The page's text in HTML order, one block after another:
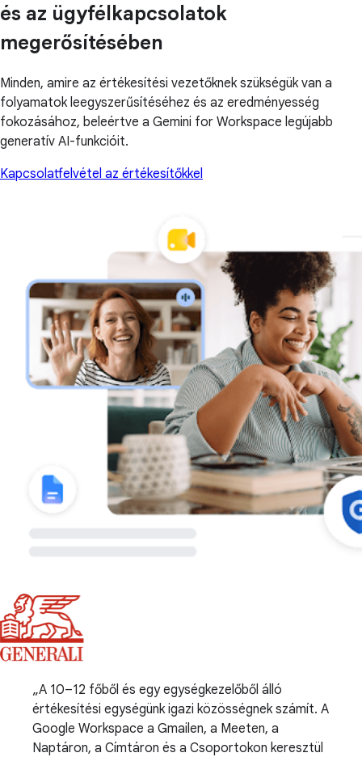
és az ügyfélkapcsolatok
megerősítésében
Minden, amire az értékesítési vezetőknek szükségük van a
folyamatok leegyszerűsítéséhez és az eredményesség
fokozásához, beleértve a Gemini for Workspace legújabb
generatív AI-funkcióit.
Kapcsolatfelvétel az értékesítőkkel
A 10–12 főből és egy egységkezelőből álló
értékesítési egységünk igazi közösségnek számít. A
Google Workspace a Gmailen, a Meeten, a
Naptáron, a Címtáron és a Csoportokon keresztül